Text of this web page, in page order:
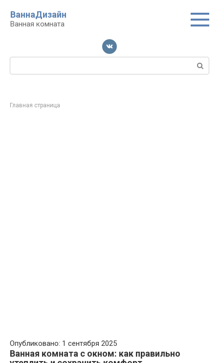
контенту
ВаннаДизайн
Ванная комната
Поиск:
Главная страница
Опубликовано: 1 сентября 2025
Ванная комната с окном: как правильно